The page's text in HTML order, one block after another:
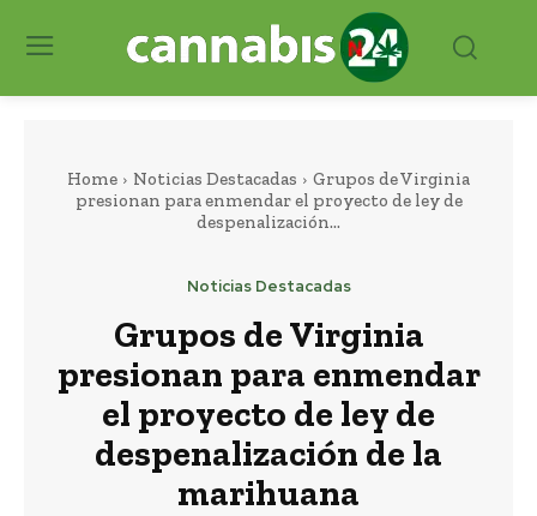
Home Noticias Destacadas
Grupos de Virginia
presionan para enmendar el proyecto de ley de
despenalización...
Noticias Destacadas
Grupos de Virginia
presionan para enmendar
el proyecto de ley de
despenalización de la
marihuana